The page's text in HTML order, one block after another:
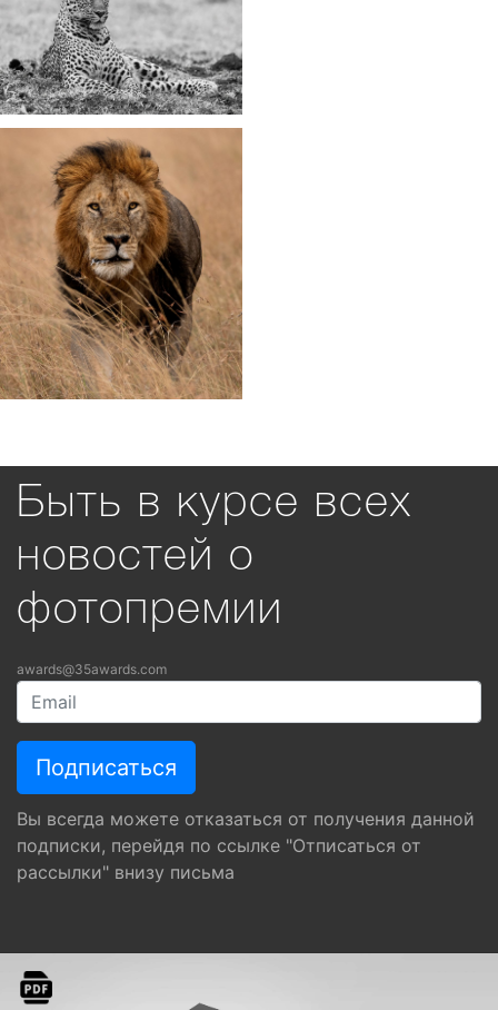
Быть в курсе всех
новостей о
фотопремии
awards@35awards.com
Вы всегда можете отказаться от получения данной
подписки, перейдя по ссылке "Отписаться от
рассылки" внизу письма